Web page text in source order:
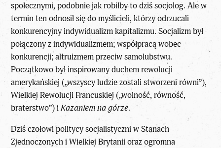
społecznymi, podobnie jak robiłby to dziś socjolog. Ale w
termin ten odnosił się do myślicieli, którzy odrzucali
konkurencyjny indywidualizm kapitalizmu. Socjalizm był
połączony z indywidualizmem; współpracą wobec
konkurencji; altruizmem przeciw samolubstwu.
Początkowo był inspirowany duchem rewolucji
amerykańskiej („wszyscy ludzie zostali stworzeni równi”),
Wielkiej Rewolucji Francuskiej („wolność, równość,
braterstwo”) iKazaniem na górze.
Dziś czołowi politycy socjalistyczni w Stanach
Zjednoczonych i Wielkiej Brytanii oraz ogromna